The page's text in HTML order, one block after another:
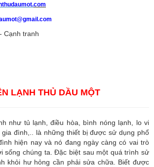
com
Cạnh tranh
LẠNH THỦ DẦU MỘT
như tủ lạnh, điều hòa, bình nóng lạnh, lo vi
gia đình,.. là những thiết bị được sử dụng phổ
hiện nay và nó đang ngày càng có vai trò
sống chúng ta. Đặc biệt sau một quá trình sử
khỏi hư hỏng cần phải sửa chữa. Biết được